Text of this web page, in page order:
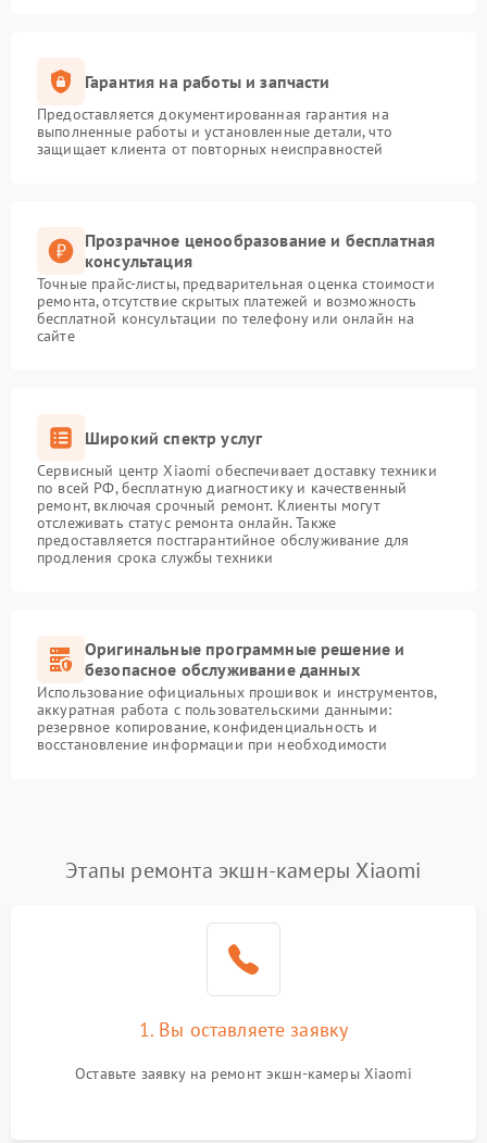
Гарантия на работы и запчасти
Предоставляется документированная гарантия на
выполненные работы и установленные детали, что
защищает клиента от повторных неисправностей
Прозрачное ценообразование и бесплатная
консультация
Точные прайс-листы, предварительная оценка стоимости
ремонта, отсутствие скрытых платежей и возможность
бесплатной консультации по телефону или онлайн на
сайте
Широкий спектр услуг
Сервисный центр Xiaomi обеспечивает доставку техники
по всей РФ, бесплатную диагностику и качественный
ремонт, включая срочный ремонт. Клиенты могут
отслеживать статус ремонта онлайн. Также
предоставляется постгарантийное обслуживание для
продления срока службы техники
Оригинальные программные решение и
безопасное обслуживание данных
Использование официальных прошивок и инструментов,
аккуратная работа с пользовательскими данными:
резервное копирование, конфиденциальность и
восстановление информации при необходимости
Этапы ремонта экшн-камеры Xiaomi
1. Вы оставляете заявку
Оставьте заявку на ремонт экшн-камеры Xiaomi